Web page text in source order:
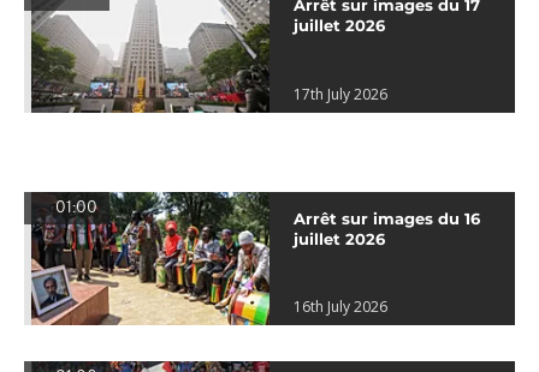
Arrêt sur images du 17
juillet 2026
17th July 2026
01:00
Arrêt sur images du 16
juillet 2026
16th July 2026